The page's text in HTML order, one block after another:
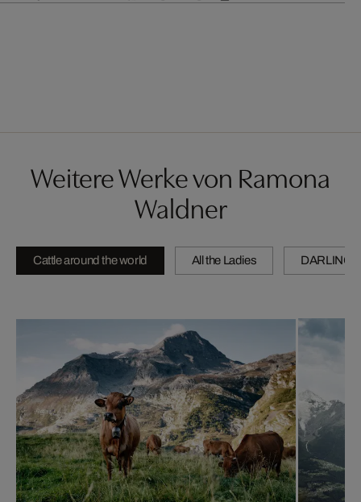
Weitere Werke von Ramona
Waldner
Cattle around the world All the Ladies DARLINGS